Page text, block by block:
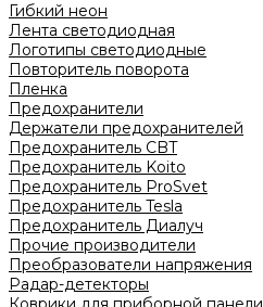
Гибкий неон
Лента светодиодная
Логотипы светодиодные
Повторитель поворота
Пленка
Предохранители
Держатели предохранителей
Предохранитель CBT
Предохранитель Koito
Предохранитель ProSvet
Предохранитель Tesla
Предохранитель Диалуч
Прочие производители
Преобразователи напряжения
Радар-детекторы